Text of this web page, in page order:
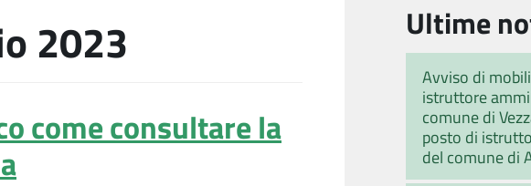
2023
come consultare la
Ultime
Avviso di
istruttore
comune di
posto di
del comune di